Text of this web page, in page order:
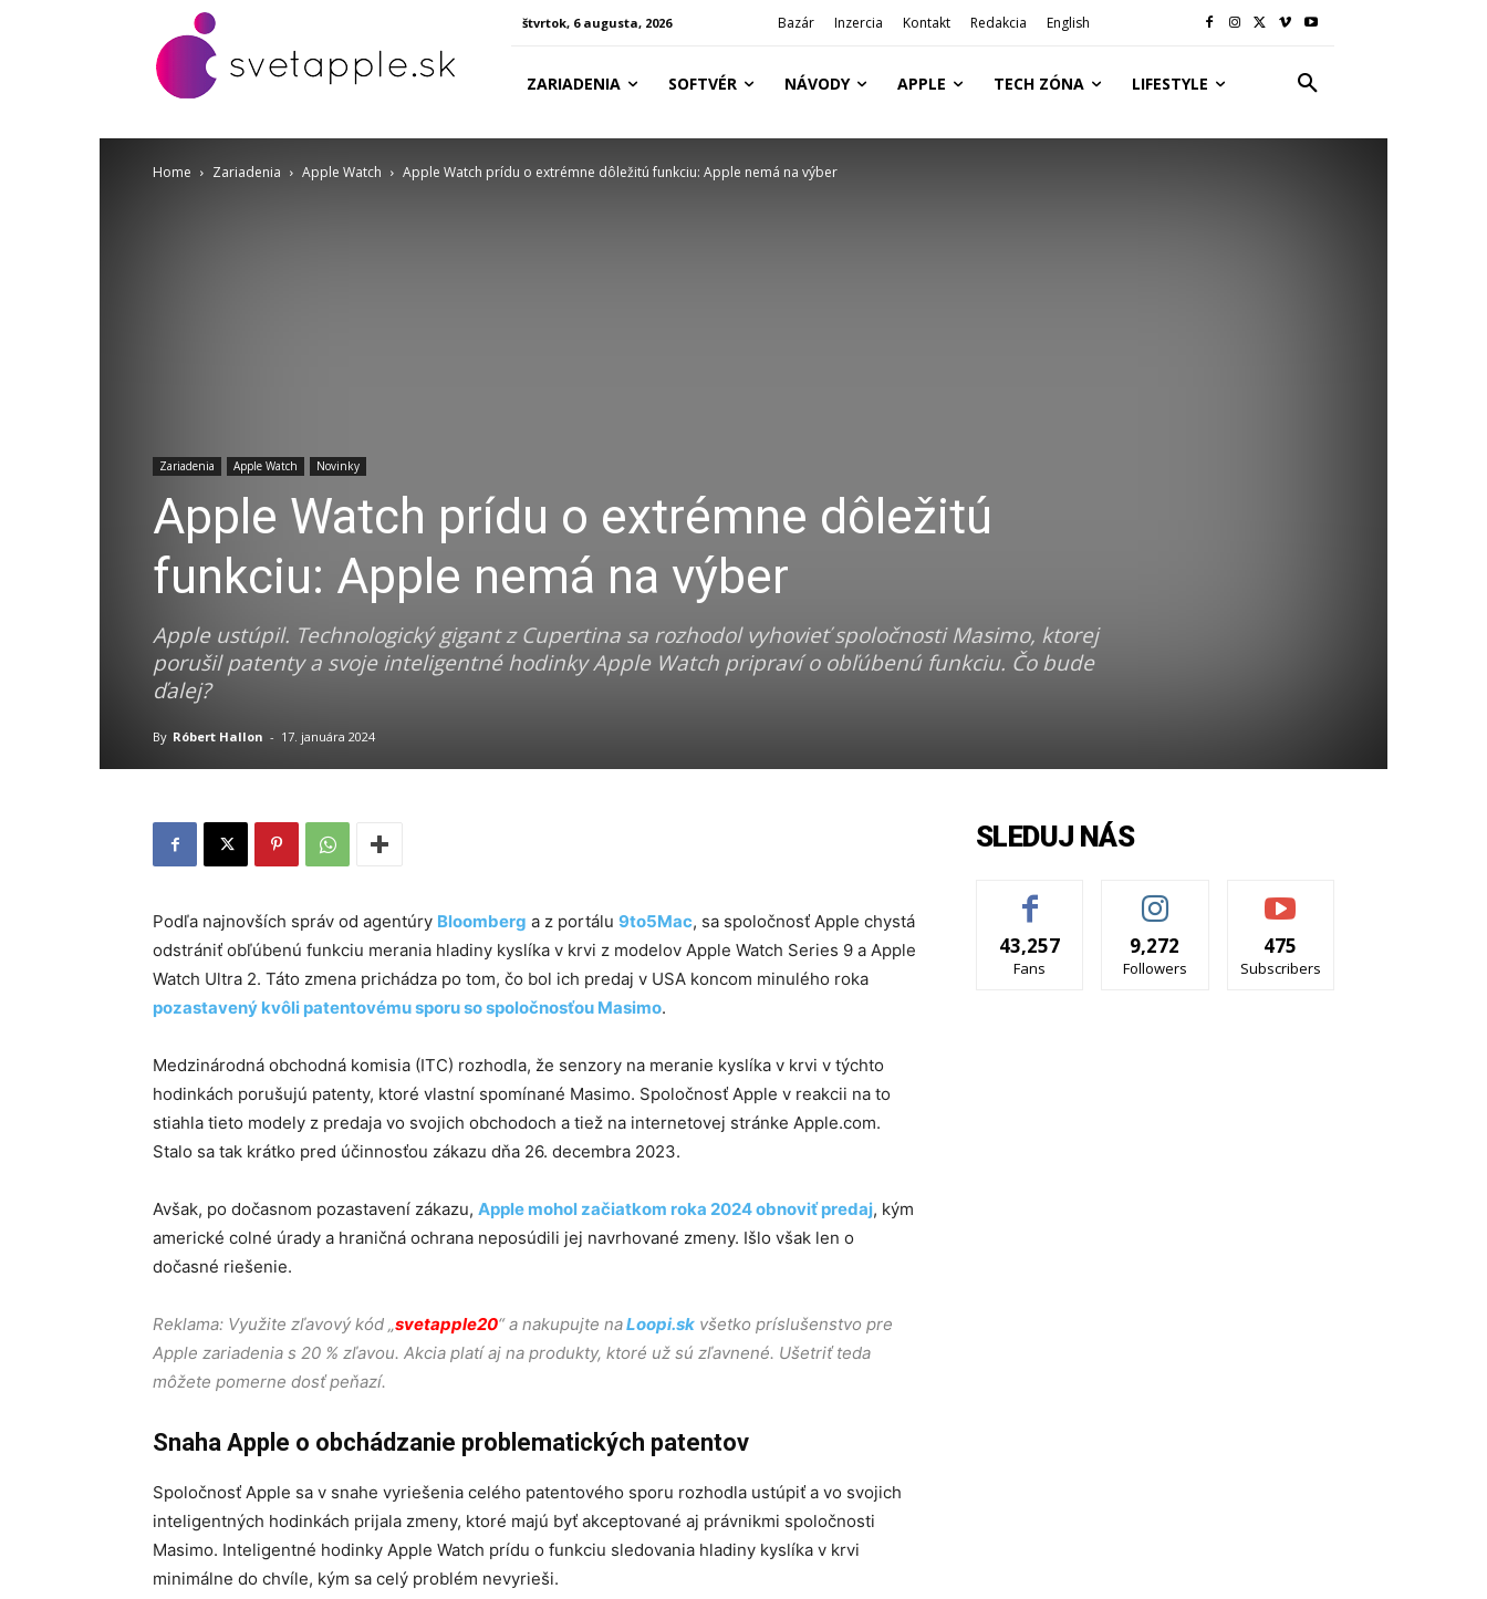
štvrtok, 6 augusta, 2026 Bazár Inzercia Kontakt Redakcia English
ZARIADENIA SOFTVÉR NÁVODY APPLE TECH ZÓNA LIFESTYLE
Home Zariadenia Apple Watch Apple Watch prídu o extrémne dôležitú funkciu: Apple nemá na výber
Zariadenia Apple Watch Novinky
Apple Watch prídu o extrémne dôležitú
funkciu: Apple nemá na výber
Apple ustúpil. Technologický gigant z Cupertina sa rozhodol vyhovieť spoločnosti Masimo, ktorej
porušil patenty a svoje inteligentné hodinky Apple Watch pripraví o obľúbenú funkciu. Čo bude
ďalej?
By Róbert Hallon - 17. januára 2024
Podľa najnovších správ od agentúry Bloomberg a z portálu 9to5Mac, sa spoločnosť Apple chystá
odstrániť obľúbenú funkciu merania hladiny kyslíka v krvi z modelov Apple Watch Series 9 a Apple
Watch Ultra 2. Táto zmena prichádza po tom, čo bol ich predaj v USA koncom minulého roka
pozastavený kvôli patentovému sporu so spoločnosťou Masimo.
Medzinárodná obchodná komisia (ITC) rozhodla, že senzory na meranie kyslíka v krvi v týchto
hodinkách porušujú patenty, ktoré vlastní spomínané Masimo. Spoločnosť Apple v reakcii na to
stiahla tieto modely z predaja vo svojich obchodoch a tiež na internetovej stránke Apple.com.
Stalo sa tak krátko pred účinnosťou zákazu dňa 26. decembra 2023.
Avšak, po dočasnom pozastavení zákazu, Apple mohol začiatkom roka 2024 obnoviť predaj, kým
americké colné úrady a hraničná ochrana neposúdili jej navrhované zmeny. Išlo však len o
dočasné riešenie.
Reklama: Využite zľavový kód „svetapple20“ a nakupujte naLoopi.sk všetko príslušenstvo pre
Apple zariadenia s 20 % zľavou. Akcia platí aj na produkty, ktoré už sú zľavnené. Ušetriť teda
môžete pomerne dosť peňazí.
Snaha Apple o obchádzanie problematických patentov
Spoločnosť Apple sa v snahe vyriešenia celého patentového sporu rozhodla ustúpiť a vo svojich
inteligentných hodinkách prijala zmeny, ktoré majú byť akceptované aj právnikmi spoločnosti
Masimo. Inteligentné hodinky Apple Watch prídu o funkciu sledovania hladiny kyslíka v krvi
minimálne do chvíle, kým sa celý problém nevyrieši.
SLEDUJ NÁS
43,257
Fans
9,272
Followers
475
Subscribers